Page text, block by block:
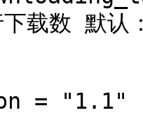
载数 默认
=